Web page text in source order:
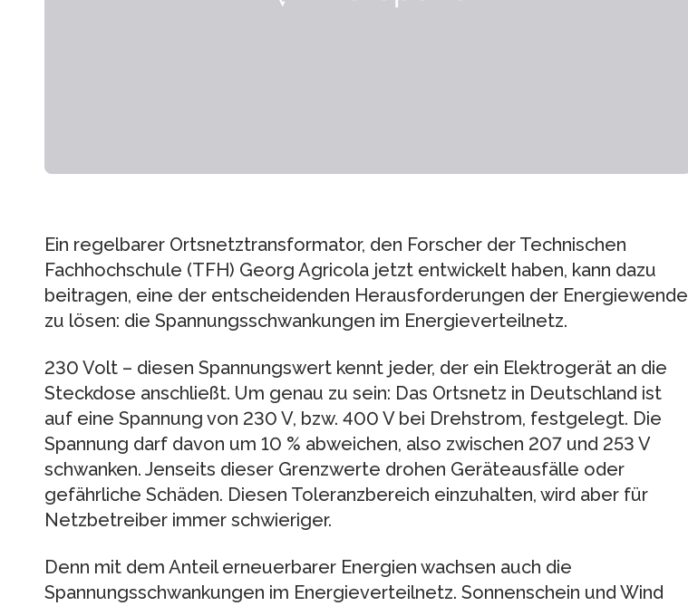
Ein regelbarer Ortsnetztransformator, den Forscher der Technischen
Fachhochschule (TFH) Georg Agricola jetzt entwickelt haben, kann dazu
beitragen, eine der entscheidenden Herausforderungen der Energiewende
zu lösen: die Spannungsschwankungen im Energieverteilnetz.
230 Volt – diesen Spannungswert kennt jeder, der ein Elektrogerät an die
Steckdose anschließt. Um genau zu sein: Das Ortsnetz in Deutschland ist
auf eine Spannung von 230 V, bzw. 400 V bei Drehstrom, festgelegt. Die
Spannung darf davon um 10 % abweichen, also zwischen 207 und 253 V
schwanken. Jenseits dieser Grenzwerte drohen Geräteausfälle oder
gefährliche Schäden. Diesen Toleranzbereich einzuhalten, wird aber für
Netzbetreiber immer schwieriger.
Denn mit dem Anteil erneuerbarer Energien wachsen auch die
Spannungsschwankungen im Energieverteilnetz. Sonnenschein und Wind